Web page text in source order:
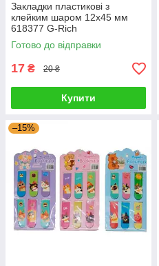
Закладки пластикові з
клейким шаром 12х45 мм
618377 G-Rich
Готово до відправки
17 ₴ 20 ₴
Купити
–15%